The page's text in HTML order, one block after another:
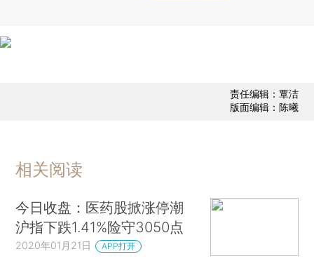
责任编辑：覃洁
版面编辑：陈曦
相关阅读
今日收盘：医药股掀涨停潮
沪指下跌1.41%险守3050点
2020年01月21日 APP打开